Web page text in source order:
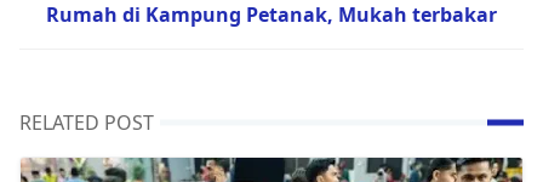
Rumah di Kampung Petanak, Mukah terbakar
RELATED POST